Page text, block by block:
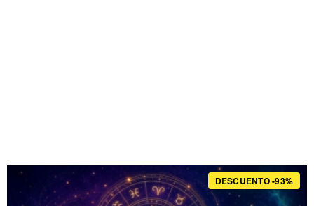
DESCUENTO -93%